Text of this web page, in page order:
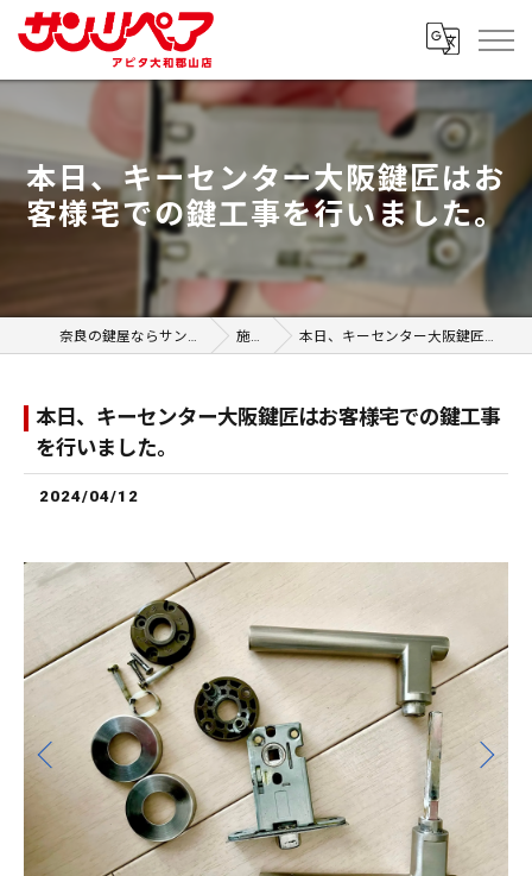
本日、キーセンター大阪鍵匠はお
客様宅での鍵工事を行いました。
奈良の鍵屋ならサンリペア アピタ大和郡山店 施工事例 本日、キーセンター大阪鍵匠はお客様宅での鍵工事を行いました。
本日、キーセンター大阪鍵匠はお客様宅での鍵工事
を行いました。
2024/04/12